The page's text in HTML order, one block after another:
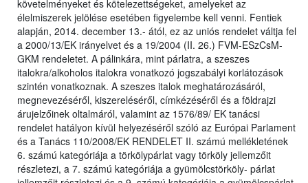
követelményeket és kötelezettségeket, amelyeket az
élelmiszerek jelölése esetében figyelembe kell venni. Fentiek
alapján, 2014. december 13.- ától, ez az uniós rendelet váltja fel
a 2000/13/EK irányelvet és a 19/2004 (II. 26.) FVM-ESzCsM-
GKM rendeletet. A pálinkára, mint párlatra, a szeszes
italokra/alkoholos italokra vonatkozó jogszabályi korlátozások
szintén vonatkoznak. A szeszes italok meghatározásáról,
megnevezéséről, kiszereléséről, címkézéséről és a földrajzi
árujelzőinek oltalmáról, valamint az 1576/89/ EK tanácsi
rendelet hatályon kívül helyezéséről szóló az Európai Parlament
és a Tanács 110/2008/EK RENDELET II. számú mellékletének
6. számú kategóriája a törkölypárlat vagy törköly jellemzőit
részletezi, a 7. számú kategóriája a gyümölcstörköly- párlat